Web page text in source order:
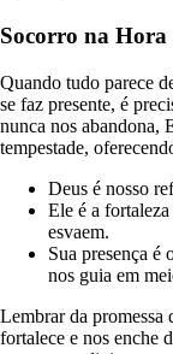
Socorro na
Quando tudo parece
se faz presente, é
nunca nos abandona,
tempestade,
Deus é nosso
Ele é a fortaleza
esvaem.
Sua presença é
nos guia em
Lembrar da promessa
fortalece e nos enche